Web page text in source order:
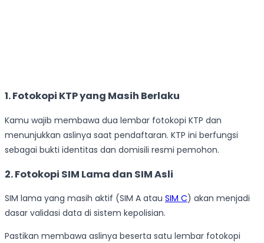
1. Fotokopi KTP yang Masih Berlaku
Kamu wajib membawa dua lembar fotokopi KTP dan
menunjukkan aslinya saat pendaftaran. KTP ini berfungsi
sebagai bukti identitas dan domisili resmi pemohon.
2. Fotokopi SIM Lama dan SIM Asli
SIM lama yang masih aktif (SIM A atau SIM C) akan menjadi
dasar validasi data di sistem kepolisian.
Pastikan membawa aslinya beserta satu lembar fotokopi